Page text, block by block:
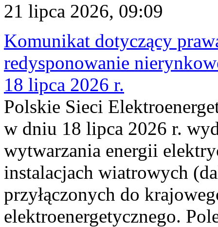
21 lipca 2026, 09:09
Komunikat dotyczący
redysponowanie
18 lipca 2026 r.
Polskie Sieci
w dniu 18 lipca 2026 r.
wytwarzania energii
instalacjach wiatrowych
przyłączonych do
elektroenergetycznego.